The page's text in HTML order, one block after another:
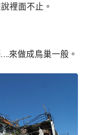
裡面不止。
來做成鳥巢一般。